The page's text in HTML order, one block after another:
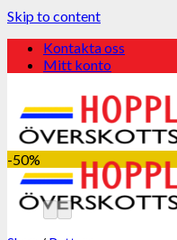
Skip to content
Kontakta oss
Mitt konto
-50%